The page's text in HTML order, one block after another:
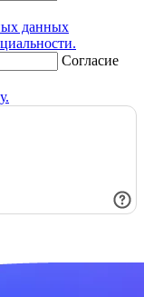
данных
Согласие